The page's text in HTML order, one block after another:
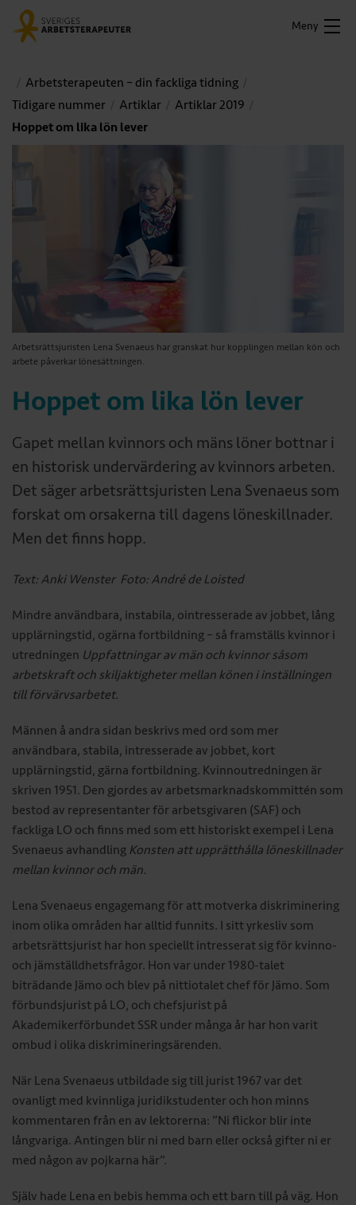
Meny
Arbetsterapeuten – din fackliga tidning
Tidigare nummer
Artiklar
Artiklar 2019
Hoppet om lika lön lever
Arbetsrättsjuristen Lena Svenaeus har granskat hur kopplingen mellan kön och
arbete påverkar lönesättningen.
Hoppet om lika lön lever
Gapet mellan kvinnors och mäns löner bottnar i
en historisk undervärdering av kvinnors arbeten.
Det säger arbetsrätts­juristen Lena Svenaeus som
forskat om orsakerna till dagens löneskillnader.
Men det finns hopp.
Text: Anki Wenster Foto: André de Loisted
Mindre användbara, instabila, ointresserade av ­jobbet, lång
upplärningstid, ogärna fortbildning – så framställs kvinnor i
utredningen Uppfattningar av män och kvinnor såsom
arbetskraft och skilj­aktigheter mellan könen i inställningen
till förvärvs­arbetet.
Männen å andra sidan beskrivs med ord som mer
användbara, stabila, intresserade av jobbet, kort
upplärningstid, gärna fortbildning. Kvinnoutredningen är
skriven 1951. Den gjordes av arbets­marknadskommittén som
bestod av representanter för arbetsgivaren (SAF) och
fackliga LO och finns med som ett historiskt exempel i Lena
Svenaeus avhandling Konsten att upprätthålla löne­skillnader
mellan kvinnor och män.
Lena Svenaeus engagemang för att motverka dis­kriminering
inom olika områden har alltid funnits. I sitt yrkesliv som
arbetsrättsjurist har hon speciellt intresserat sig för kvinno-
och jämställdhetsfrågor. Hon var under 1980-talet
biträdande Jämo och blev på nittiotalet chef för Jämo. Som
förbundsjurist på LO, och chefsjurist på
Akademikerförbundet SSR under många år har hon varit
ombud i olika diskrimineringsärenden.
När Lena Svenaeus utbildade sig till jurist 1967 var det
ovanligt med kvinnliga juridikstudenter och hon minns
kommentaren från en av lektorerna: ”Ni flickor blir inte
långvariga. Antingen blir ni med barn ­eller också gifter ni er
med någon av pojkarna här”.
Själv hade Lena en bebis hemma och ett barn till på väg. Hon